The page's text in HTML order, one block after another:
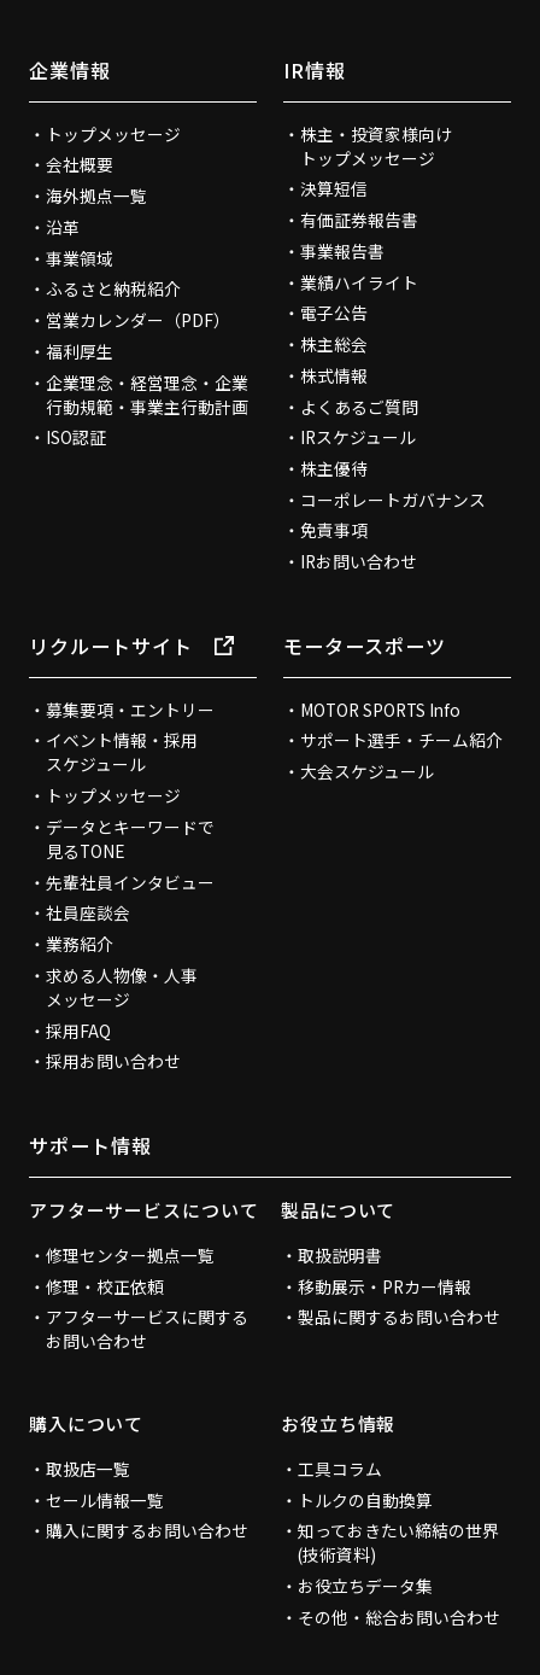
企業情報
トップメッセージ
会社概要
海外拠点一覧
沿革
事業領域
ふるさと納税紹介
営業カレンダー（PDF）
福利厚生
企業理念・経営理念・企業
行動規範・事業主行動計画
ISO認証
IR情報
株主・投資家様向け
トップメッセージ
決算短信
有価証券報告書
事業報告書
業績ハイライト
電子公告
株主総会
株式情報
よくあるご質問
IRスケジュール
株主優待
コーポレートガバナンス
免責事項
IRお問い合わせ
リクルートサイト
募集要項・エントリー
イベント情報・採用
スケジュール
トップメッセージ
データとキーワードで
見るTONE
先輩社員インタビュー
社員座談会
業務紹介
求める人物像・人事
メッセージ
採用FAQ
採用お問い合わせ
モータースポーツ
MOTOR SPORTS Info
サポート選手・チーム紹介
大会スケジュール
サポート情報
アフターサービスについて
修理センター拠点一覧
修理・校正依頼
アフターサービスに関する
お問い合わせ
製品について
取扱説明書
移動展示・PRカー情報
製品に関するお問い合わせ
購入について
取扱店一覧
セール情報一覧
購入に関するお問い合わせ
お役立ち情報
工具コラム
トルクの自動換算
知っておきたい締結の世界
(技術資料)
お役立ちデータ集
その他・総合お問い合わせ